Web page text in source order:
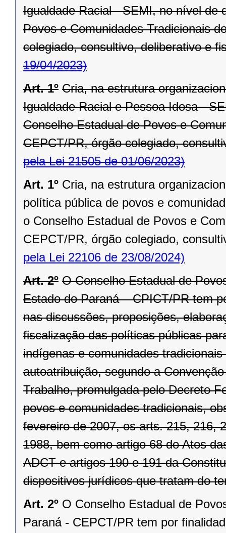
Igualdade Racial - SEMI, no nível de
Povos e Comunidades Tradicionais
colegiado, consultivo, deliberativo e
19/04/2023)
Art. 1º Cria, na estrutura
Igualdade Racial e Pessoa Idosa -
Conselho Estadual de Povos e
CEPCT/PR, órgão colegiado,
pela Lei 21505 de 01/06/2023)
Art. 1º Cria, na estrutura
política pública de povos e
o Conselho Estadual de Povos e
CEPCT/PR, órgão colegiado,
pela Lei 22106 de 23/08/2024)
Art. 2º O Conselho Estadual de
Estado do Paraná – CPICT/PR tem
nas discussões, proposições,
fiscalização das políticas públicas
indígenas e comunidades
autoatribuição, segundo a
Trabalho, promulgada pelo Decreto
povos e comunidades tradicionais,
fevereiro de 2007, os arts. 215, 216,
1988, bem como artigo 68 do Atos
ADCT e artigos 190 e 191 da
dispositivos jurídicos que tratam do
Art. 2º O Conselho Estadual de
Paraná - CEPCT/PR tem por